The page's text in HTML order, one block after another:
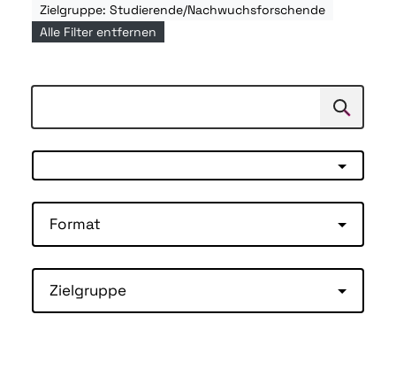
Zielgruppe: Studierende/Nachwuchsforschende
Alle Filter entfernen
Suchen
Format
Zielgruppe